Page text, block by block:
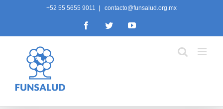
+52 55 5655 9011 contacto@funsalud.org.mx
FacebookTwitterYouTube